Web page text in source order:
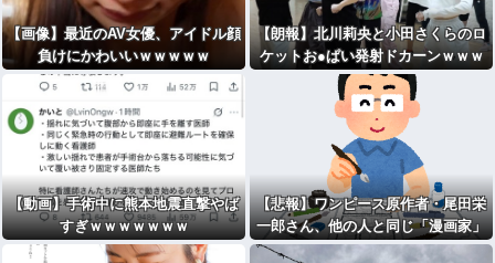
【画像】最近のAV女優、アイドル顔
負けにかわいいｗｗｗｗｗ
【朗報】北川莉央と小田さくらのロ
ケットお●ぱい発射ドカーンｗｗｗ
ｗｗｗｗｗ
【動画】手術中に熊本地震直撃やば
すぎｗｗｗｗｗｗｗ
【悲報】ワンピース原作者・尾田栄
一郎さん、他の人と同じ「漫画家」
という肩書きに不満